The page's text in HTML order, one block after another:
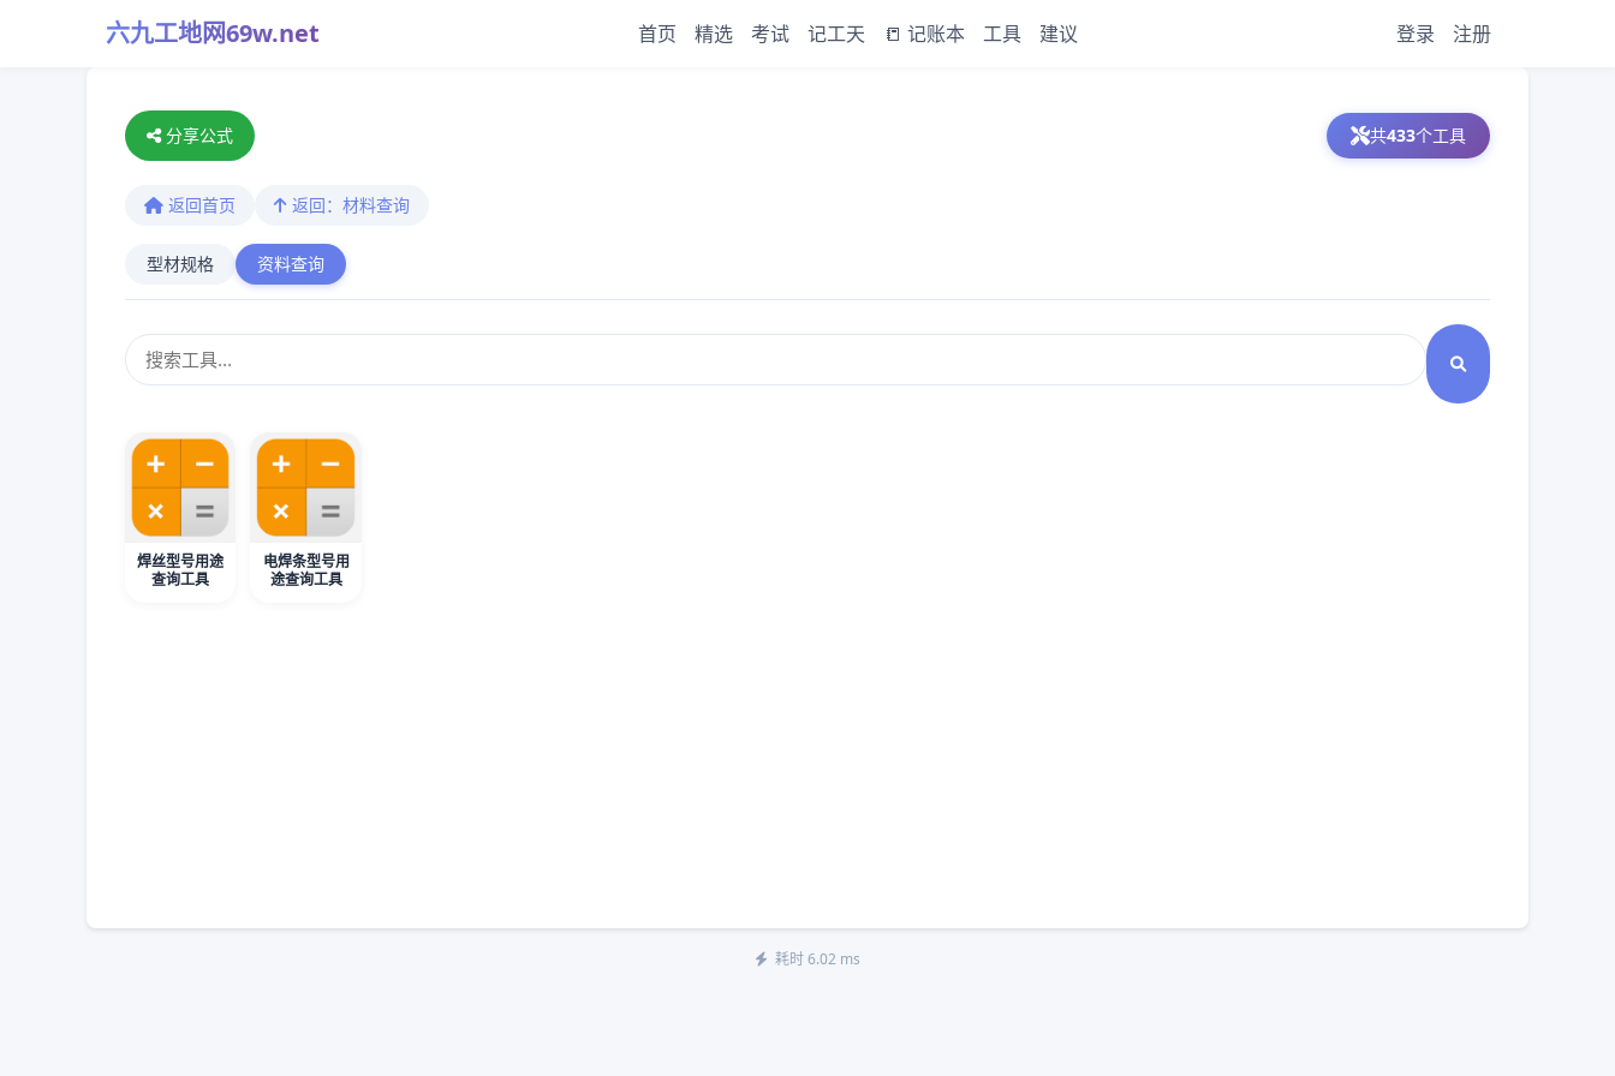
六九工地网69w.net 首页 精选 考试 记工天 📒 记账本 工具 建议 登录 注册
分享公式 共433个工具
返回首页 返回：材料查询
型材规格 资料查询
焊丝型号用途
查询工具
电焊条型号用
途查询工具
耗时 6.02 ms